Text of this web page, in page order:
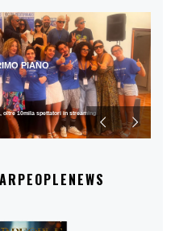
oltre 10mila spettatori in streaming
PIANO